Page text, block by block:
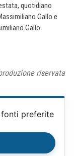
quotidiano
Gallo e
Gallo.
riservata
preferite